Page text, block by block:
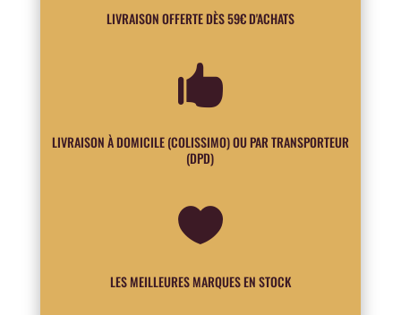
LIVRAISON OFFERTE DÈS 59€ D'ACHATS

LIVRAISON À DOMICILE (COLISSIMO) OU PAR TRANSPORTEUR
(DPD)

LES MEILLEURES MARQUES EN STOCK